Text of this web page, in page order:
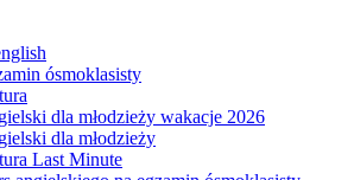
ósmoklasisty
dla młodzieży wakacje 2026
dla młodzieży
Last Minute